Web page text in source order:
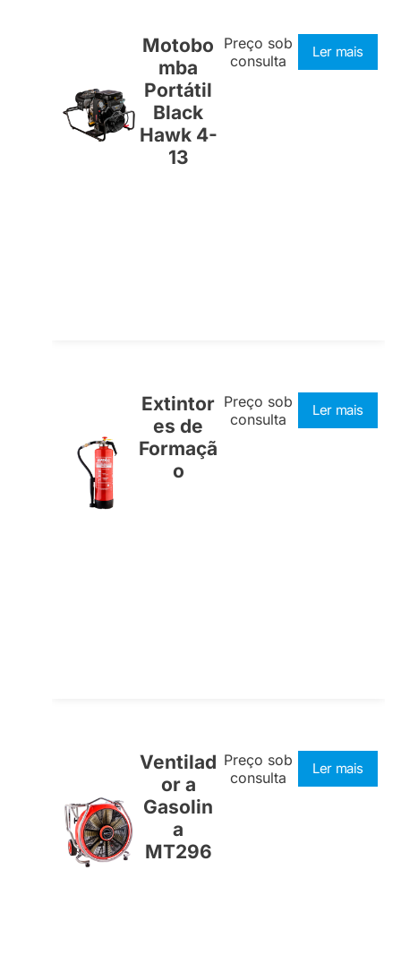
Motobo
mba
Portátil
Black
Hawk 4-
13
Preço sob
consulta
Ler mais
Extintor
es de
Formaçã
o
Preço sob
consulta
Ler mais
Ventilad
or a
Gasolin
a
MT296
Preço sob
consulta
Ler mais